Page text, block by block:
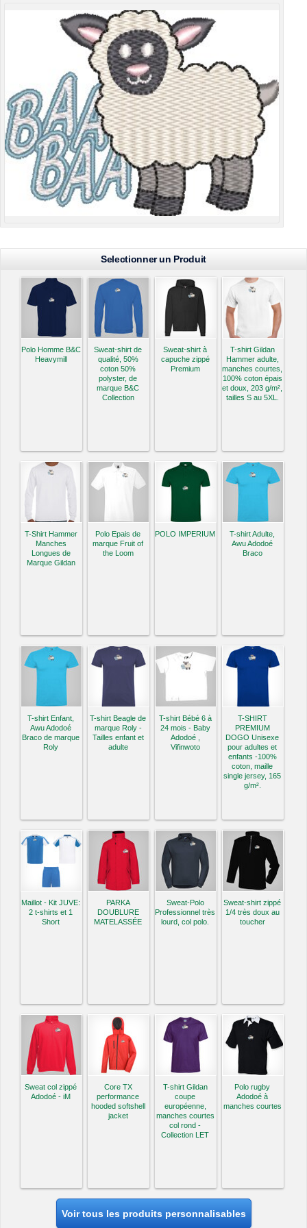
Selectionner un Produit
Polo Homme B&C
Heavymill
Sweat-shirt de
qualité, 50%
coton 50%
polyster, de
marque B&C
Collection
Sweat-shirt à
capuche zippé
Premium
T-shirt Gildan
Hammer adulte,
manches courtes,
100% coton épais
et doux, 203 g/m²,
tailles S au 5XL.
T-Shirt Hammer
Manches
Longues de
Marque Gildan
Polo Epais de
marque Fruit of
the Loom
POLO IMPERIUM
T-shirt Adulte,
Awu Adodoé
Braco
T-shirt Enfant,
Awu Adodoé
Braco de marque
Roly
T-shirt Beagle de
marque Roly -
Tailles enfant et
adulte
T-shirt Bébé 6 à
24 mois - Baby
Adodoé ,
Vifinwoto
T-SHIRT
PREMIUM
DOGO Unisexe
pour adultes et
enfants -100%
coton, maille
single jersey, 165
g/m².
Maillot - Kit JUVE:
2 t-shirts et 1
Short
PARKA
DOUBLURE
MATELASSÉE
Sweat-Polo
Professionnel très
lourd, col polo.
Sweat-shirt zippé
1/4 très doux au
toucher
Sweat col zippé
Adodoé - iM
Core TX
performance
hooded softshell
jacket
T-shirt Gildan
coupe
européenne,
manches courtes
col rond -
Collection LET
Polo rugby
Adodoé à
manches courtes
Voir tous les produits personnalisables